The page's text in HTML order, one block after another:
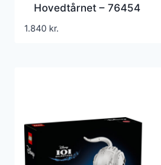
Hovedtårnet – 76454
1.840 kr.